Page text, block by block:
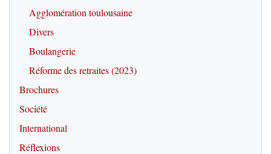
Agglomération toulousaine
Divers
Boulangerie
Réforme des retraites (2023)
Brochures
Société
International
Réflexions